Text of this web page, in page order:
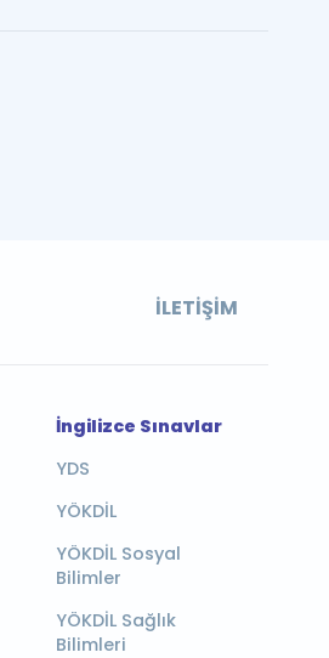
İLETIŞIM
İngilizce Sınavlar
YDS
YÖKDİL
YÖKDİL Sosyal
Bilimler
YÖKDİL Sağlık
Bilimleri